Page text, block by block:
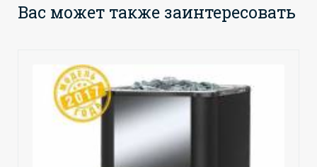
Вас может также заинтересовать